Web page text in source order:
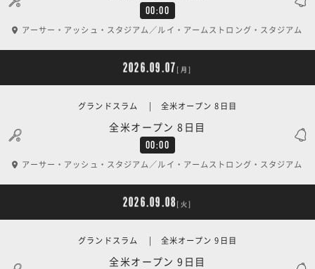
00:00
アーサー・アッシュ・スタジアム／ルイ・アームストロング・スタジアム
2026.09.07 [月]
00:00
全米オープン 8日目
グランドスラム | 全米オープン 8日目
アーサー・アッシュ・スタジアム／ルイ・アームストロング・スタジアム
2026.09.08 [火]
全米オープン 9日目
グランドスラム | 全米オープン 9日目